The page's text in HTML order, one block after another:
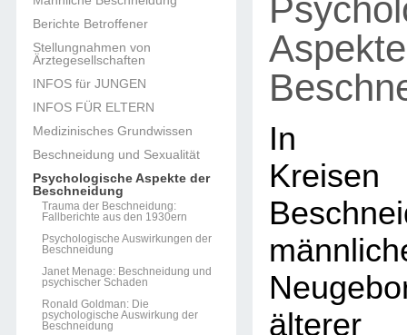
Berichte Betroffener
Stellungnahmen von
Ärztegesellschaften
INFOS für JUNGEN
INFOS FÜR ELTERN
Medizinisches Grundwissen
Beschneidung und Sexualität
Psychologische Aspekte der
Beschneidung
Trauma der Beschneidung:
Fallberichte aus den 1930ern
Psychologische Auswirkungen der
Beschneidung
Janet Menage: Beschneidung und
psychischer Schaden
Ronald Goldman: Die
psychologische Auswirkung der
Beschneidung
In
älterer